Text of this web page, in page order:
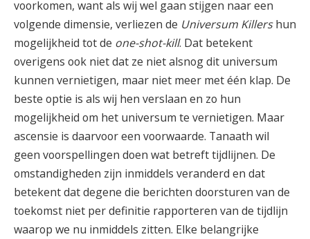
voorkomen, want als wij wel gaan stijgen naar een
volgende dimensie, verliezen de Universum Killershun
mogelijkheid tot de one-shot-kill. Dat betekent
overigens ook niet dat ze niet alsnog dit universum
kunnen vernietigen, maar niet meer met één klap. De
beste optie is als wij hen verslaan en zo hun
mogelijkheid om het universum te vernietigen. Maar
ascensie is daarvoor een voorwaarde. Tanaath wil
geen voorspellingen doen wat betreft tijdlijnen. De
omstandigheden zijn inmiddels veranderd en dat
betekent dat degene die berichten doorsturen van de
toekomst niet per definitie rapporteren van de tijdlijn
waarop we nu inmiddels zitten. Elke belangrijke